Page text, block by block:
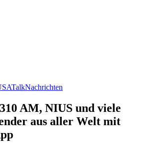
TalkNachrichten
AM, NIUS und viele
aus aller Welt mit